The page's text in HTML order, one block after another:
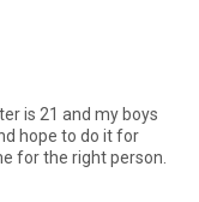
is 21 and my boys
hope to do it for
for the right person.